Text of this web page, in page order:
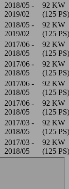
2018/05 -
2019/02
92 KW
(125 PS)
2018/05 -
2019/02
92 KW
(125 PS)
2017/06 -
2018/05
92 KW
(125 PS)
2017/06 -
2018/05
92 KW
(125 PS)
2017/06 -
2018/05
92 KW
(125 PS)
2017/06 -
2018/05
92 KW
(125 PS)
2017/03 -
2018/05
92 KW
(125 PS)
2017/03 -
2018/05
92 KW
(125 PS)